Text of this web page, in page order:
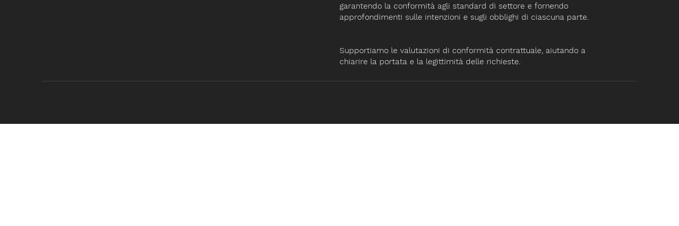
garantendo la conformità agli standard di settore e fornendo
approfondimenti sulle intenzioni e sugli obblighi di ciascuna parte.
Supportiamo le valutazioni di conformità contrattuale, aiutando a
chiarire la portata e la legittimità delle richieste.